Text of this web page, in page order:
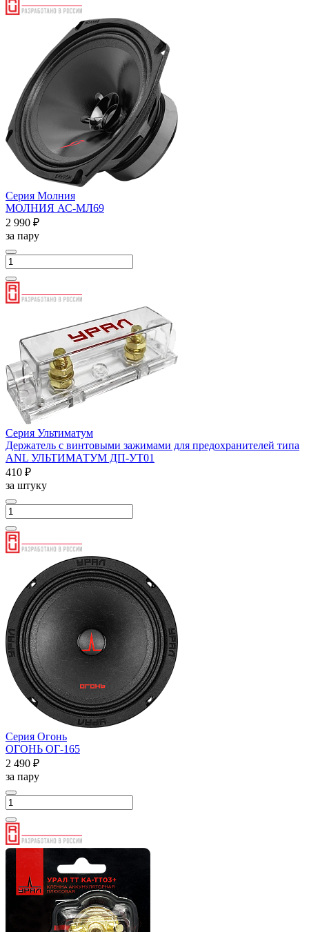
Серия Молния
МОЛНИЯ АС-МЛ69
2 990 ₽
за пару
Серия Ультиматум
Держатель с винтовыми зажимами для предохранителей типа
ANL УЛЬТИМАТУМ ДП-УТ01
410 ₽
за штуку
Серия Огонь
ОГОНЬ ОГ-165
2 490 ₽
за пару